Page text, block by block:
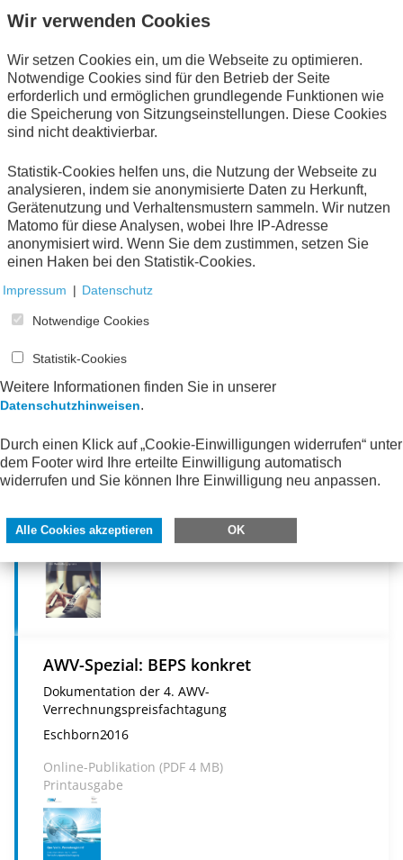
Eschborn2017
Der organisatorische Weg zur E-Rechnung
in der Verwaltungspraxis
Eine Entscheidungshilfe
Eschborn2017
Online-Publikation (
der Verwaltungspraxis
Eschborn 2016
Printausgabe
AWV-Spezial: BEPS konkret
Dokumentation der 4. AWV-
Verrechnungspreisfachtagung
Eschborn2016
Online-Publikation (PDF 4 MB)
Printausgabe
Wir verwenden Cookies
Wir setzen Cookies ein, um die Webseite zu optimieren.
Notwendige Cookies sind für den Betrieb der Seite
erforderlich und ermöglichen grundlegende Funktionen wie
die Speicherung von Sitzungseinstellungen. Diese Cookies
sind nicht deaktivierbar.
Statistik-Cookies helfen uns, die Nutzung der Webseite zu
analysieren, indem sie anonymisierte Daten zu Herkunft,
Gerätenutzung und Verhaltensmustern sammeln. Wir nutzen
Matomo für diese Analysen, wobei Ihre IP-Adresse
anonymisiert wird. Wenn Sie dem zustimmen, setzen Sie
einen Haken bei den Statistik-Cookies.
Impressum | Datenschutz
Notwendige Cookies
Statistik-Cookies
Weitere Informationen finden Sie in unserer
Datenschutzhinweisen.
Durch einen Klick auf „Cookie-Einwilligungen widerrufen“ unter
dem Footer wird Ihre erteilte Einwilligung automatisch
widerrufen und Sie können Ihre Einwilligung neu anpassen.
Alle Cookies akzeptieren OK